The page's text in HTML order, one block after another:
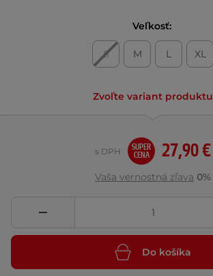
Veľkosť:
S M L XL
Zvoľte variant produktu
27,90 €
s DPH
SUPER
CENA
Vaša vernostná zľava 0%
Do košíka